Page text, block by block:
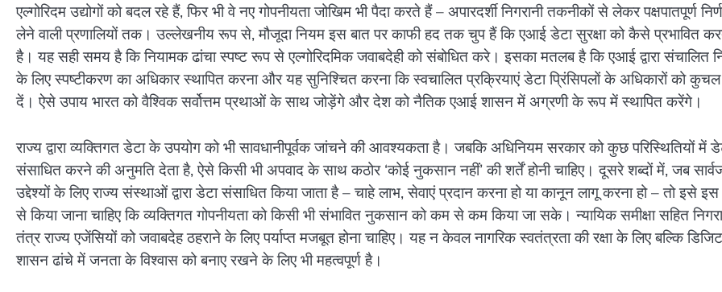
एल्गोरिदम उद्योगों को बदल रहे हैं, फिर भी वे नए गोपनीयता जोखिम भी पैदा करते हैं – अपारदर्शी निगरानी तकनीकों से लेकर पक्षपातपूर्ण
लेने वाली प्रणालियों तक। उल्लेखनीय रूप से, मौजूदा नियम इस बात पर काफी हद तक चुप हैं कि एआई डेटा सुरक्षा को कैसे प्रभावित
है। यह सही समय है कि नियामक ढांचा स्पष्ट रूप से एल्गोरिदमिक जवाबदेही को संबोधित करे। इसका मतलब है कि एआई द्वारा संचालित
के लिए स्पष्टीकरण का अधिकार स्थापित करना और यह सुनिश्चित करना कि स्वचालित प्रक्रियाएं डेटा प्रिंसिपलों के अधिकारों को
दें। ऐसे उपाय भारत को वैश्विक सर्वोत्तम प्रथाओं के साथ जोड़ेंगे और देश को नैतिक एआई शासन में अग्रणी के रूप में स्थापित करेंगे।
राज्य द्वारा व्यक्तिगत डेटा के उपयोग को भी सावधानीपूर्वक जांचने की आवश्यकता है। जबकि अधिनियम सरकार को कुछ परिस्थितियों में
संसाधित करने की अनुमति देता है, ऐसे किसी भी अपवाद के साथ कठोर ‘कोई नुकसान नहीं’ की शर्तें होनी चाहिए। दूसरे शब्दों में, जब
उद्देश्यों के लिए राज्य संस्थाओं द्वारा डेटा संसाधित किया जाता है – चाहे लाभ, सेवाएं प्रदान करना हो या कानून लागू करना हो – तो इसे
से किया जाना चाहिए कि व्यक्तिगत गोपनीयता को किसी भी संभावित नुकसान को कम से कम किया जा सके। न्यायिक समीक्षा सहित
तंत्र राज्य एजेंसियों को जवाबदेह ठहराने के लिए पर्याप्त मजबूत होना चाहिए। यह न केवल नागरिक स्वतंत्रता की रक्षा के लिए बल्कि
शासन ढांचे में जनता के विश्वास को बनाए रखने के लिए भी महत्वपूर्ण है।